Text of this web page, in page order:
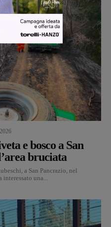
e bosco a San
bruciata
a San Pancrazio, nel
una...